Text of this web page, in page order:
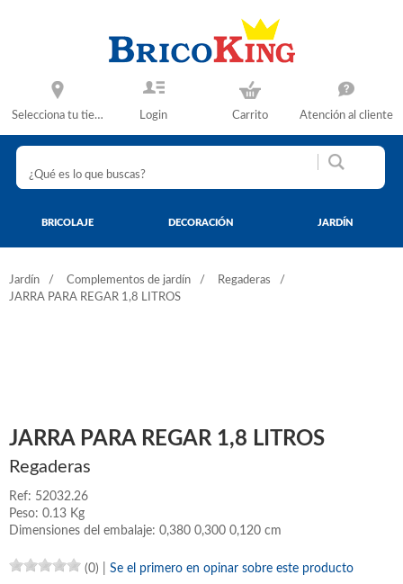
Selecciona tu tienda Login Carrito Atención al cliente
BRICOLAJE DECORACIÓN JARDÍN
Jardín Complementos de jardín
Regaderas
JARRA PARA REGAR 1,8 LITROS
JARRA PARA REGAR 1,8 LITROS
Regaderas
Ref: 52032.26
Peso: 0.13 Kg
Dimensiones del embalaje: 0,380 0,300 0,120 cm
(0) Se el primero en opinar sobre este producto